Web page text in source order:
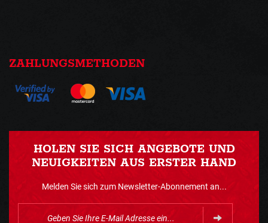
ZAHLUNGSMETHODEN
HOLEN SIE SICH ANGEBOTE UND
NEUIGKEITEN AUS ERSTER HAND
Melden Sie sich zum Newsletter-Abonnement an...